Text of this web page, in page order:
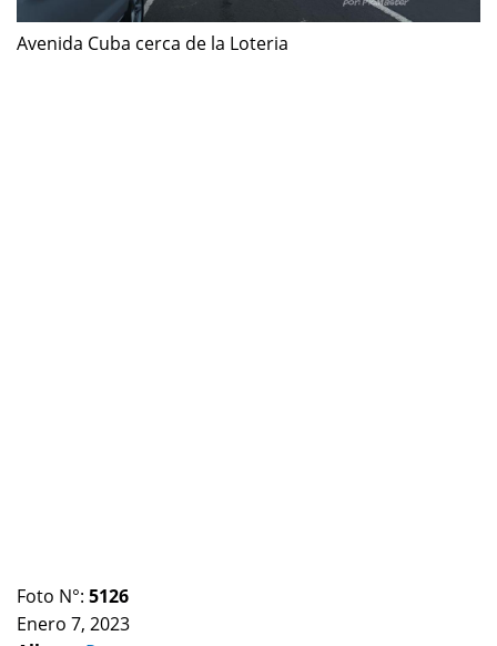
Avenida Cuba cerca de la Loteria
Foto N°: 5126
Enero 7, 2023